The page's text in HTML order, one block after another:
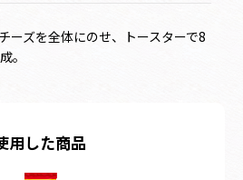
ーズを全体にのせ、トースターで8
。
用した商品